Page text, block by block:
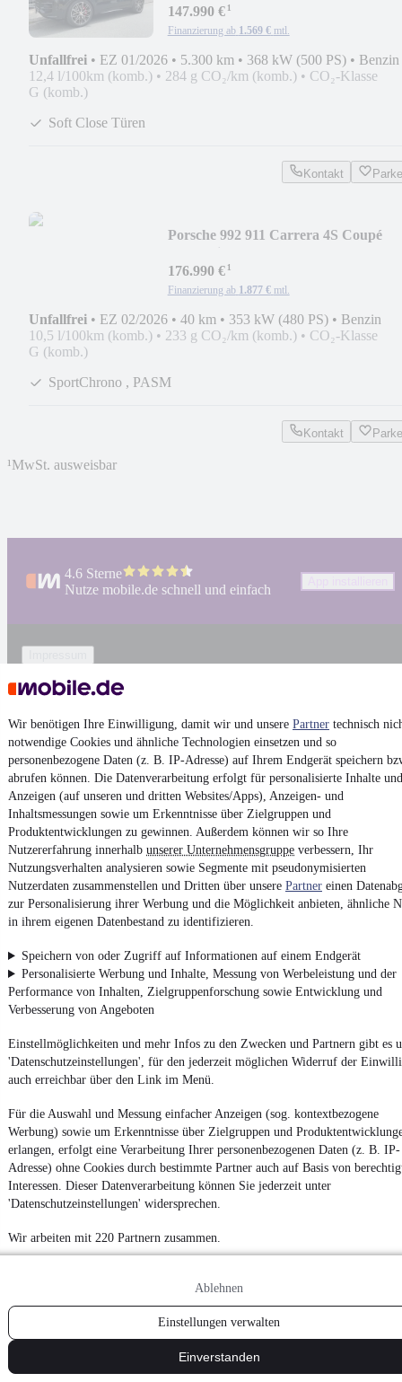
Wir benötigen Ihre Einwilligung, damit wir und unsere Partner technisch
notwendige Cookies und ähnliche Technologien einsetzen und so
personenbezogene Daten (z. B. IP-Adresse) auf Ihrem Endgerät speichern
abrufen können. Die Datenverarbeitung erfolgt für personalisierte Inhalte und
Anzeigen (auf unseren und dritten Websites/Apps), Anzeigen- und
Inhaltsmessungen sowie um Erkenntnisse über Zielgruppen und
Produktentwicklungen zu gewinnen. Außerdem können wir so Ihre
Nutzererfahrung innerhalb unserer Unternehmensgruppe verbessern, Ihr
Nutzungsverhalten analysieren sowie Segmente mit pseudonymisierten
Nutzerdaten zusammenstellen und Dritten über unsere Partner einen
zur Personalisierung ihrer Werbung und die Möglichkeit anbieten, ähnliche
in ihrem eigenen Datenbestand zu identifizieren.
Speichern von oder Zugriff auf Informationen auf einem Endgerät
Personalisierte Werbung und Inhalte, Messung von Werbeleistung und der
Performance von Inhalten, Zielgruppenforschung sowie Entwicklung und
Verbesserung von Angeboten
Einstellmöglichkeiten und mehr Infos zu den Zwecken und Partnern gibt es
'Datenschutzeinstellungen', für den jederzeit möglichen Widerruf der
auch erreichbar über den Link im Menü.
Für die Auswahl und Messung einfacher Anzeigen (sog. kontextbezogene
Werbung) sowie um Erkenntnisse über Zielgruppen und
erlangen, erfolgt eine Verarbeitung Ihrer personenbezogenen Daten (z. B. IP-
Adresse) ohne Cookies durch bestimmte Partner auch auf Basis von
Interessen. Dieser Datenverarbeitung können Sie jederzeit unter
'Datenschutzeinstellungen' widersprechen.
Wir arbeiten mit 220 Partnern zusammen.
Ablehnen
Einstellungen verwalten
Einverstanden
147.990 €¹
Finanzierung ab 1.569 € mtl.
Unfallfrei • EZ 01/2026 • 5.300 km • 368 kW (500 PS) • Benzin
12,4 l/100km (komb.) • 284 g CO₂/km (komb.) • CO₂-Klasse
G (komb.)
Soft Close Türen
Kontakt
Porsche 992 911 Carrera 4S Coupé
176.990 €¹
Finanzierung ab 1.877 € mtl.
Unfallfrei • EZ 02/2026 • 40 km • 353 kW (480 PS) • Benzin
10,5 l/100km (komb.) • 233 g CO₂/km (komb.) • CO₂-Klasse
G (komb.)
SportChrono , PASM
Kontakt
¹MwSt. ausweisbar
4.6 Sterne
Nutze mobile.de schnell und einfach
AGB
Datenschutz
Datenschutzeinstellungen
Erklärung zur Barrierefreiheit
Report Security Vulnerability (English)
Powered by
Von Auto verkaufenüber E-Bikes und